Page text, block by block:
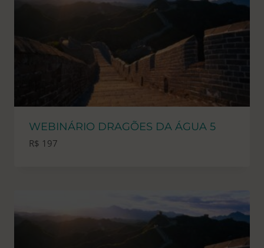
WEBINÁRIO DRAGÕES DA ÁGUA 5
R$ 197